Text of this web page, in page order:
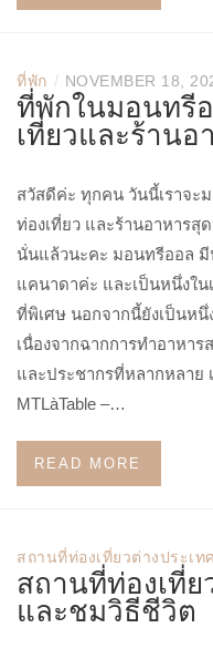
ที่พัก / NOVEMBER 18,
ที่พักในมอนทรี
เที่ยวและร้านอ
สวัสดีค่ะ ทุกคน วันนี้เราจะ
ท่องเที่ยว และร้านอาหาร
นั่นแล้วนะคะ มอนทรีออล
แคนาดาค่ะ และเป็นหนึ่งใ
ที่พิเศษ นอกจากนี้ยังเป็นห
เนื่องจากฉากการทำอาหา
และประชากรที่หลากหลาย
MTLàTable –…
READ MORE
สถานที่ท่องเที่ยวต่างประเท
สถานที่ท่องเที่
และชมวิธีชีวิต